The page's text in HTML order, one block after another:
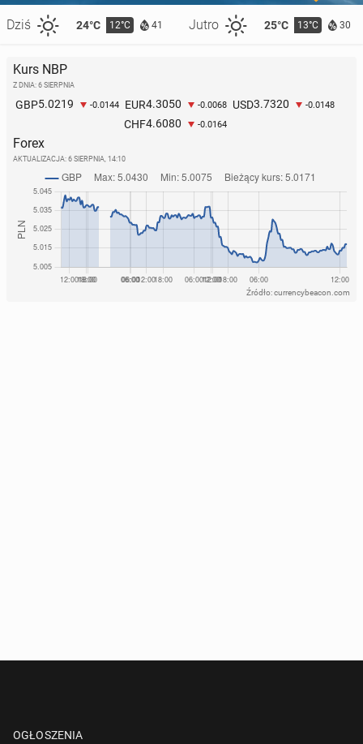
Dziś 24°C 12°C 41 Jutro 25°C 13°C 30
Kurs NBP
Z DNIA: 6 SIERPNIA
GBP5.0219 -0.0144 EUR4.3050 -0.0068 USD3.7320 -0.0148
CHF4.6080 -0.0164
Forex
AKTUALIZACJA: 6 SIERPNIA, 14:10
Źródło: currencybeacon.com
OGŁOSZENIA